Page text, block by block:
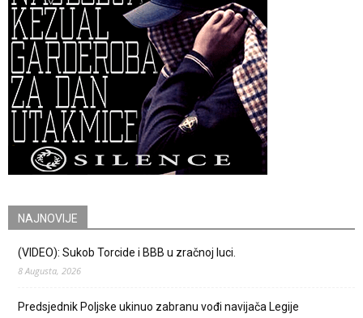
NAJNOVIJE
(VIDEO): Sukob Torcide i BBB u zračnoj luci.
8 Augusta, 2026
Predsjednik Poljske ukinuo zabranu vođi navijača Legije